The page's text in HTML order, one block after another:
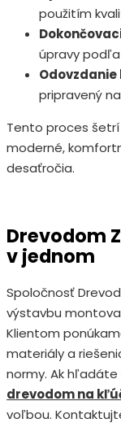
použitím
úpravy
pripravený
Tento proces
moderné,
desaťročia.
Drevodom
v jednom
Spoločnosť
výstavbu
Klientom
materiály a
normy. Ak
drevodom na
voľbou.